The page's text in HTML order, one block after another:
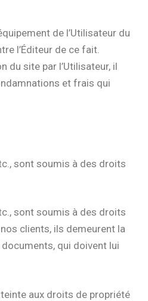
de l’Utilisateur du
l’Éditeur de ce fait.
du site par l’Utilisateur, il
et frais qui
sont soumis à des droits
sont soumis à des droits
clients, ils demeurent la
qui doivent lui
aux droits de propriété